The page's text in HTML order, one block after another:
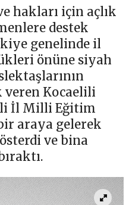
hakları için açlık
destek
genelinde il
önüne siyah
veren Kocaelili
İl Milli Eğitim
araya gelerek
ve bina